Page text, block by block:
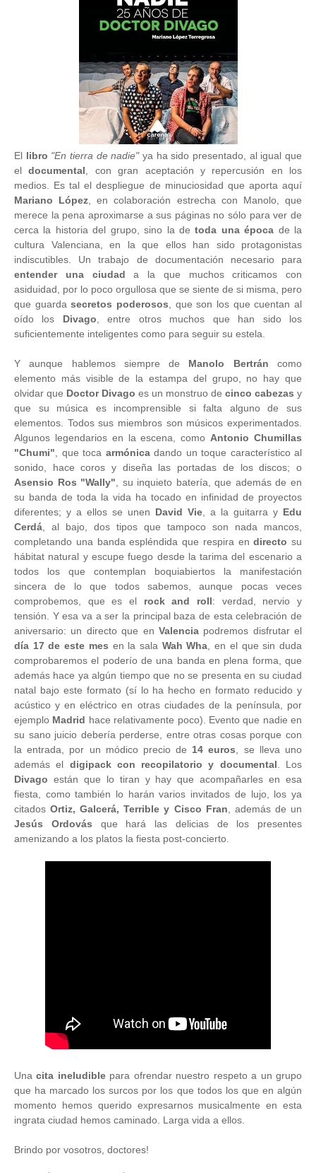
El libro "En tierra de nadie"ya ha sido presentado, al igual que
eldocumental, con gran aceptación y repercusión en los
medios. Es tal el despliegue de minuciosidad que aporta aquí
Mariano López, en colaboración estrecha con Manolo, que
merece la pena aproximarse a sus páginas no sólo para ver de
cerca la historia del grupo, sino la detoda una época de la
cultura Valenciana, en la que ellos han sido protagonistas
indiscutibles. Un trabajo de documentación necesario para
entender una ciudad a la que muchos criticamos con
asiduidad, por lo poco orgullosa que se siente de si misma, pero
que guardasecretos poderosos, que son los que cuentan al
oído los Divago, entre otros muchos que han sido los
suficientemente inteligentes como para seguir su estela.
Y aunque hablemos siempre de Manolo Bertrán como
elemento más visible de la estampa del grupo, no hay que
olvidar que Doctor Divago es un monstruo de cinco cabezas y
que su música es incomprensible si falta alguno de sus
elementos. Todos sus miembros son músicos experimentados.
Algunos legendarios en la escena, comoAntonio Chumillas
"Chumi", que toca armónicadando un toque característico al
sonido, hace coros y diseña las portadas de los discos; o
Asensio Ros "Wally", su inquieto batería, que además de en
su banda de toda la vida ha tocado en infinidad de proyectos
diferentes; y a ellos se unen David Vie, a la guitarra y Edu
Cerdá, al bajo, dos tipos que tampoco son nada mancos,
completando una banda espléndida que respira endirecto su
hábitat natural y escupe fuego desde la tarima del escenario a
todos los que contemplan boquiabiertos la manifestación
sincera de lo que todos sabemos, aunque pocas veces
comprobemos, que es el rock and roll: verdad, nervio y
tensión. Y esa va a ser la principal baza de esta celebración de
aniversario: un directo que en Valenciapodremos disfrutar el
día 17 de este mes en la sala Wah Wha, en el que sin duda
comprobaremos el poderío de una banda en plena forma, que
además hace ya algún tiempo que no se presenta en su ciudad
natal bajo este formato (sí lo ha hecho en formato reducido y
acústico y en eléctrico en otras ciudades de la península, por
ejemplo Madrid hace relativamente poco). Evento que nadie en
su sano juicio debería perderse, entre otras cosas porque con
la entrada, por un módico precio de 14 euros, se lleva uno
además el digipack con recopilatorio y documental. Los
Divago están que lo tiran y hay que acompañarles en esa
fiesta, como también lo harán varios invitados de lujo, los ya
citadosOrtiz, Galcerá, Terrible y Cisco Fran, además de un
Jesús Ordovás que hará las delicias de los presentes
amenizando a los platos la fiesta post-concierto.
Unacita ineludiblepara ofrendar nuestro respeto a un grupo
que ha marcado los surcos por los que todos los que en algún
momento hemos querido expresarnos musicalmente en esta
ingrata ciudad hemos caminado. Larga vida a ellos.
Brindo por vosotros, doctores!